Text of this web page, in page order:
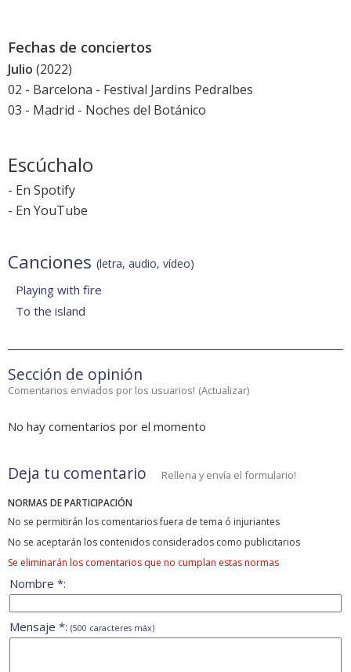
Fechas de conciertos
Julio (2022)
02 - Barcelona - Festival Jardins Pedralbes
03 - Madrid - Noches del Botánico
Escúchalo
- En Spotify
- En YouTube
Canciones (letra, audio, vídeo)
Playing with fire
To the island
Sección de opinión
Comentarios enviados por los usuarios! (Actualizar)
No hay comentarios por el momento
Deja tu comentario Rellena y envía el formulario!
NORMAS DE PARTICIPACIÓN
No se permitirán los comentarios fuera de tema ó injuriantes
No se aceptarán los contenidos considerados como publicitarios
Se eliminarán los comentarios que no cumplan estas normas
Nombre *:
Mensaje *: (500 caracteres máx)